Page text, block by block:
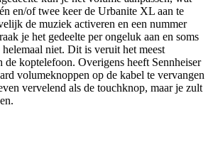
en/of twee keer de Urbanite XL aan te
de muziek activeren en een nummer
je het gedeelte per ongeluk aan en soms
niet. Dit is veruit het meest
de koptelefoon. Overigens heeft Sennheiser
volumeknoppen op de kabel te vervangen
vervelend als de touchknop, maar je zult